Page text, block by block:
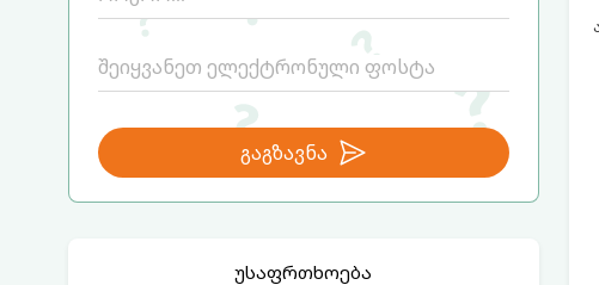
გაგზავნა
უსაფრთხოება